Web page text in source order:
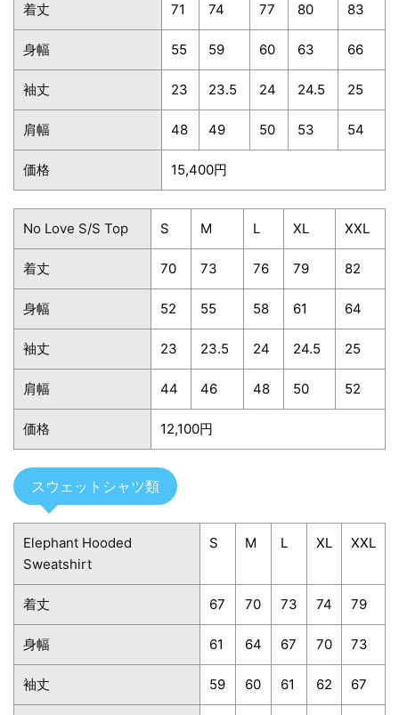
着丈 71 74 77 80 83
身幅 55 59 60 63 66
袖丈 23 23.5 24 24.5 25
肩幅 48 49 50 53 54
価格 15,400円
No Love S/S Top S M L XL XXL
着丈 70 73 76 79 82
身幅 52 55 58 61 64
袖丈 23 23.5 24 24.5 25
肩幅 44 46 48 50 52
価格 12,100円
スウェットシャツ類
Elephant Hooded
Sweatshirt
S M L XL XXL
着丈 67 70 73 74 79
身幅 61 64 67 70 73
袖丈 59 60 61 62 67